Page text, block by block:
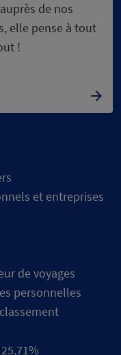
de nos
elle pense à tout
!
et entreprises
de voyages
personnelles